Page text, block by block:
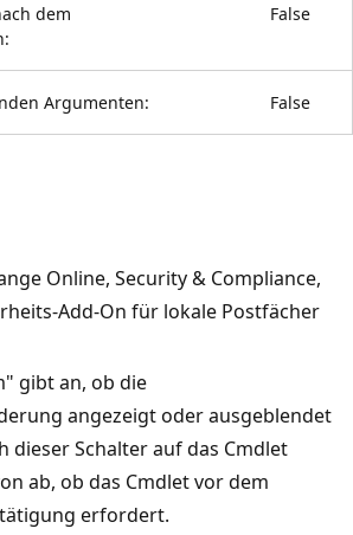
dem
False
Argumenten: False
Online, Security & Compliance,
Add-On für lokale Postfächer
gibt an, ob die
angezeigt oder ausgeblendet
dieser Schalter auf das Cmdlet
ab, ob das Cmdlet vor dem
erfordert.